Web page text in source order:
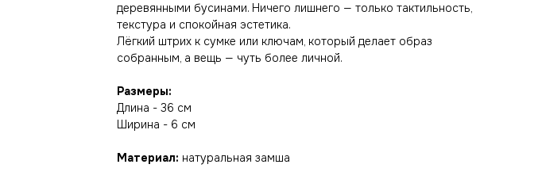
деревянными бусинами. Ничего лишнего — только тактильность,
текстура и спокойная эстетика.
Лёгкий штрих к сумке или ключам, который делает образ
собранным, а вещь — чуть более личной.
Размеры:
Длина - 36 см
Ширина - 6 см
Материал: натуральная замша